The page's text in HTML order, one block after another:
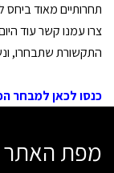
תחרותיים מאוד
התקשורת שתבחרו,
כנסו לכאן למבחר
מפת האתר